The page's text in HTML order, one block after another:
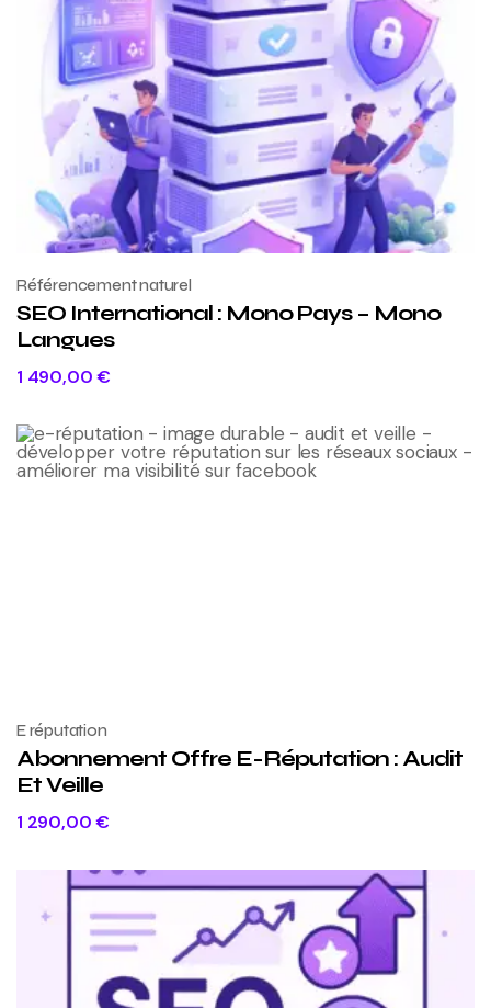
Référencement naturel
SEO International : Mono Pays – Mono
Langues
1 490,00€
E réputation
Abonnement Offre E-Réputation : Audit
Et Veille
1 290,00€